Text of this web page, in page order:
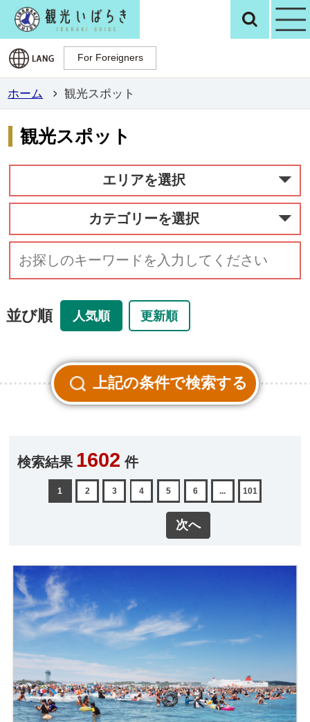
観光いばらき検
For Foreigners
For Foreigners
ホーム 観光スポット
観光スポット
エリアを選択
カテゴリーを選択
並び順 人気順 更新順
検索結果 1602 件
1 2 3 4 5 6 ... 101
次へ